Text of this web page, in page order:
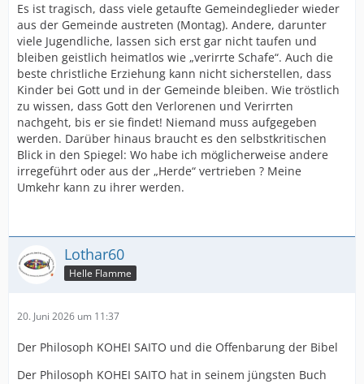
Es ist tragisch, dass viele getaufte Gemeindeglieder wieder
aus der Gemeinde austreten (Montag). Andere, darunter
viele Jugendliche, lassen sich erst gar nicht taufen und
bleiben geistlich heimatlos wie „verirrte Schafe“. Auch die
beste christliche Erziehung kann nicht sicherstellen, dass
Kinder bei Gott und in der Gemeinde bleiben. Wie tröstlich
zu wissen, dass Gott den Verlorenen und Verirrten
nachgeht, bis er sie findet! Niemand muss aufgegeben
werden. Darüber hinaus braucht es den selbstkritischen
Blick in den Spiegel: Wo habe ich möglicherweise andere
irregeführt oder aus der „Herde“ vertrieben ? Meine
Umkehr kann zu ihrer werden.
Lothar60
Helle Flamme
20. Juni 2026 um 11:37
Der Philosoph KOHEI SAITO und die Offenbarung der Bibel
Der Philosoph KOHEI SAITO hat in seinem jüngsten Buch